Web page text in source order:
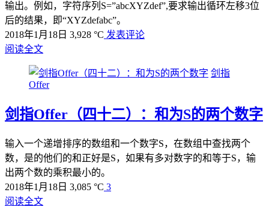
输出。例如，字符序列S=”abcXYZdef”,要求输出循环左移3位
后的结果，即“XYZdefabc”。
2018年1月18日 3,928 °C 发表评论
阅读全文
剑指
Offer
剑指Offer（四十二）：和为S的两个数字
输入一个递增排序的数组和一个数字S，在数组中查找两个
数，是的他们的和正好是S，如果有多对数字的和等于S，输
出两个数的乘积最小的。
2018年1月18日 3,085 °C 3
阅读全文